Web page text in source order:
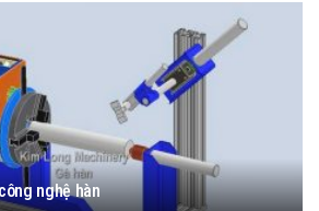
nghệ hàn